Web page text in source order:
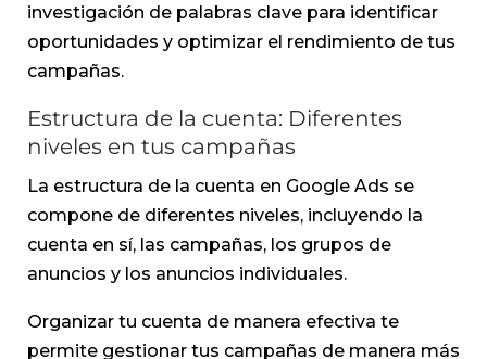
investigación de palabras clave para identificar
oportunidades y optimizar el rendimiento de tus
campañas.
Estructura de la cuenta: Diferentes
niveles en tus campañas
La estructura de la cuenta en Google Ads se
compone de diferentes niveles, incluyendo la
cuenta en sí, las campañas, los grupos de
anuncios y los anuncios individuales.
Organizar tu cuenta de manera efectiva te
permite gestionar tus campañas de manera más